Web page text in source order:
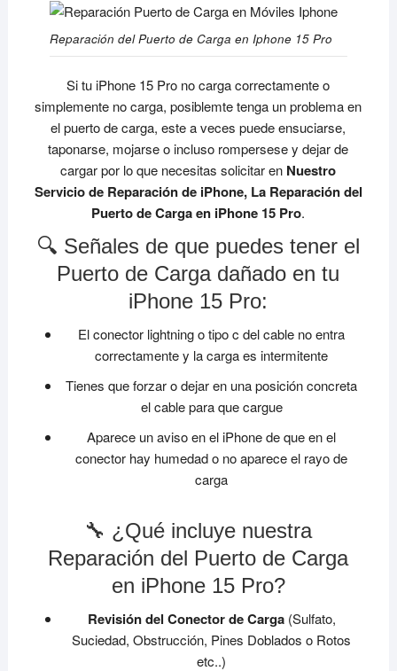
Reparación del Puerto de Carga en Iphone 15 Pro
Si tu iPhone 15 Pro no carga correctamente o
simplemente no carga, posiblemte tenga un problema en
el puerto de carga, este a veces puede ensuciarse,
taponarse, mojarse o incluso rompersese y dejar de
cargar por lo que necesitas solicitar en Nuestro
Servicio de Reparación de iPhone, La Reparación del
Puerto de Carga en iPhone 15 Pro.
🔍 Señales de que puedes tener el
Puerto de Carga dañado en tu
iPhone 15 Pro:
El conector lightning o tipo c del cable no entra
correctamente y la carga es intermitente
Tienes que forzar o dejar en una posición concreta
el cable para que cargue
Aparece un aviso en el iPhone de que en el
conector hay humedad o no aparece el rayo de
carga
🔧 ¿Qué incluye nuestra
Reparación del Puerto de Carga
en iPhone 15 Pro?
Revisión del Conector de Carga(Sulfato,
Suciedad, Obstrucción, Pines Doblados o Rotos
etc..)